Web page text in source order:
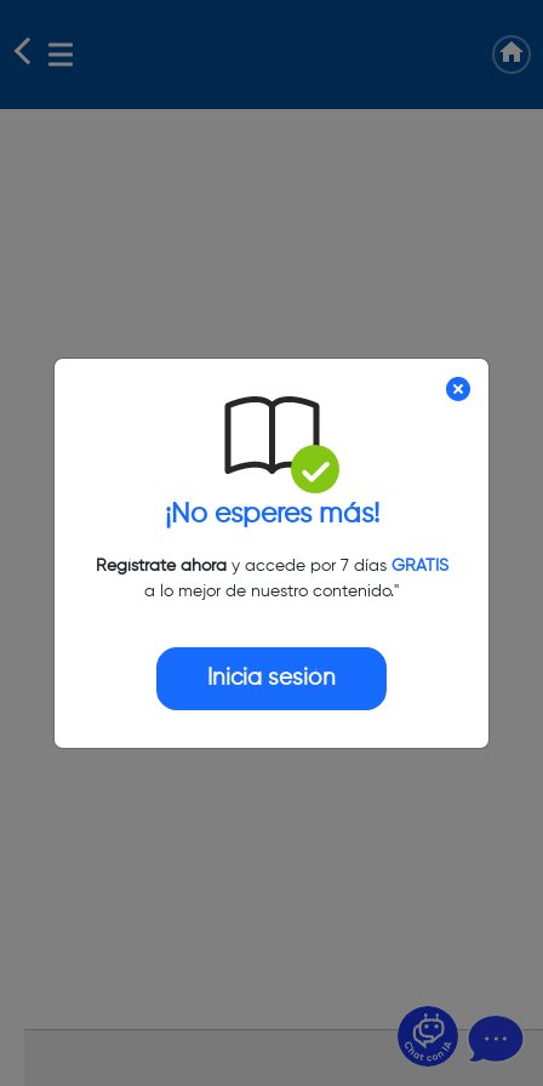
¡No esperes más!
Regístrate ahoray accede por 7 días GRATIS
a lo mejor de nuestro contenido."
Inicia sesión